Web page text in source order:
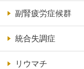
副腎疲労症候群
統合失調症
リウマチ